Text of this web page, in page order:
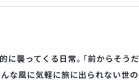
に襲ってくる日常。「前からそうだ
んな風に気軽に旅に出られない世の